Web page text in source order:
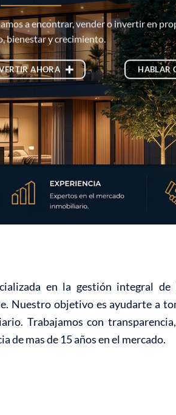
a encontrar, vender o invertir en
bienestar y crecimiento.
AHORA HABLAR
en la gestión integral
Nuestro objetivo es ayudarte a
Trabajamos con
de mas de 15 años en el mercado.